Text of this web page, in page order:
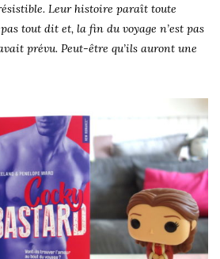
Leur histoire paraît toute
tout dit et, la fin du voyage n’est pas
prévu. Peut-être qu’ils auront une